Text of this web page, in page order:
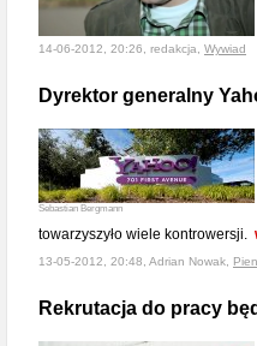
14-06-2012, 20:26, redakcja, Wywiad
Dyrektor generalny
Sebastian Bergmann
towarzyszyło wiele kontrowersji.
13-05-2012, 20:48, Adrian Nowak,
Rekrutacja do pracy